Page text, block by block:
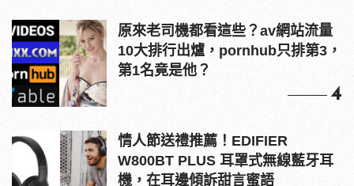
原來老司機都看這些？av網站流量
10大排行出爐，pornhub只排第3，
第1名竟是他？
4
情人節送禮推薦！EDIFIER
W800BT PLUS 耳罩式無線藍牙耳
機，在耳邊傾訴甜言蜜語